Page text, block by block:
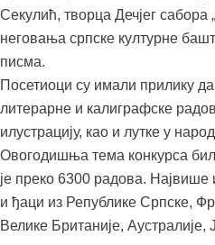
Секулић, творца Дечјег
неговања српске културне
писма.
Посетиоци су имали прилику
литерарне и калиграфске
илустрацију, као и лутке у
Овогодишња тема конкурса
је преко 6300 радова. Највише
и ђаци из Републике Српске,
Велике Британије,